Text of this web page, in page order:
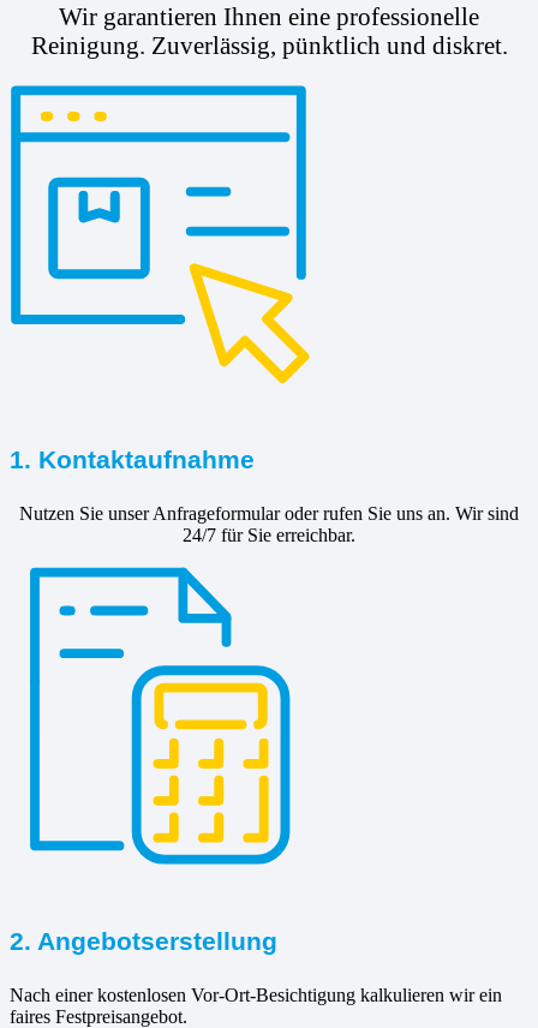
Wir garantieren Ihnen eine professionelle
Reinigung. Zuverlässig, pünktlich und diskret.
1. Kontaktaufnahme
Nutzen Sie unser Anfrageformular oder rufen Sie uns an. Wir sind
24/7 für Sie erreichbar.
2. Angebotserstellung
Nach einer kostenlosen Vor-Ort-Besichtigung kalkulieren wir ein
faires Festpreisangebot.